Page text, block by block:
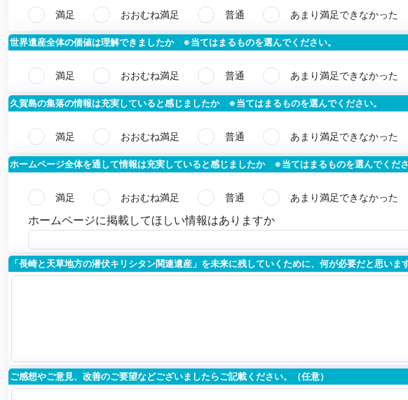
満足 おおむね満足 普通 あまり満足できなかった
世界遺産全体の価値は理解できましたか ※当てはまるものを選んでください。
満足 おおむね満足 普通 あまり満足できなかった
久賀島の集落の情報は充実していると感じましたか ※当てはまるものを選んでください。
満足 おおむね満足 普通 あまり満足できなかった
ホームページ全体を通して情報は充実していると感じましたか ※当てはまるものを選んでくださ
満足 おおむね満足 普通 あまり満足できなかった
ホームページに掲載してほしい情報はありますか
「長崎と天草地方の潜伏キリシタン関連遺産」を未来に残していくために、何が必要だと思いま
ご感想やご意見、改善のご要望などございましたらご記載ください。（任意）